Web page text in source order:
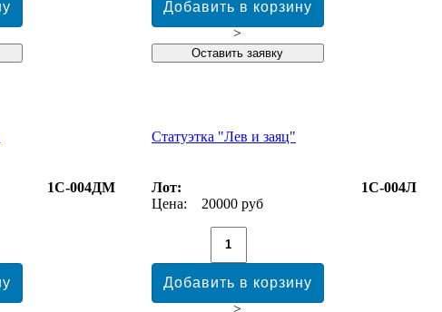
>
1С-004ДМ
Статуэтка "Лев и заяц"
Лот:
1С-004Л
Цена:
20000 руб
>